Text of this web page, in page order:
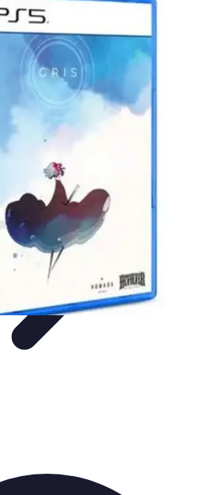
Conseils Pratiques
Routines